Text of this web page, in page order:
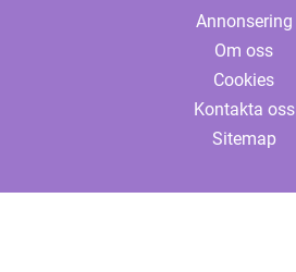
Annonsering
Om oss
Cookies
Kontakta oss
Sitemap